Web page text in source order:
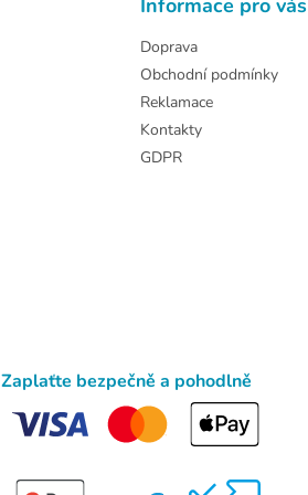
Doprava
Obchodní podmínky
Reklamace
Kontakty
GDPR
Zaplaťte bezpečně a pohodlně